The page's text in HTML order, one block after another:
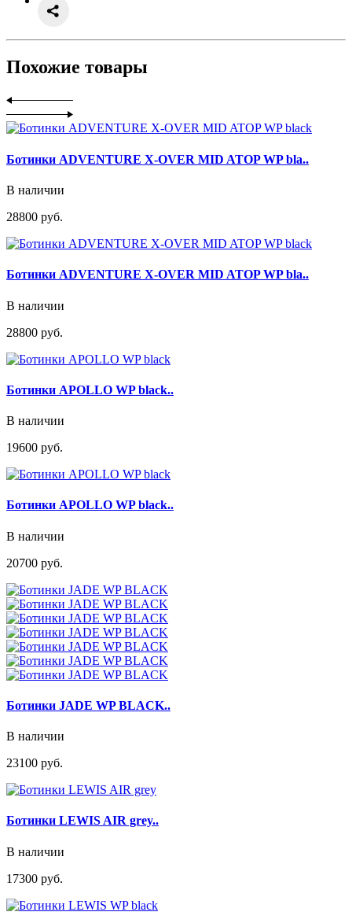
Похожие товары
Ботинки ADVENTURE X-OVER MID ATOP WP bla..
В наличии
28800 руб.
Ботинки ADVENTURE X-OVER MID ATOP WP bla..
В наличии
28800 руб.
Ботинки APOLLO WP black..
В наличии
19600 руб.
Ботинки APOLLO WP black..
В наличии
20700 руб.
Ботинки JADE WP BLACK..
В наличии
23100 руб.
Ботинки LEWIS AIR grey..
В наличии
17300 руб.